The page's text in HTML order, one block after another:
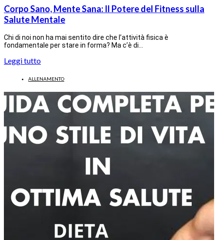
Corpo Sano, Mente Sana: Il Potere del Fitness sulla
Salute Mentale
Chi di noi non ha mai sentito dire che l’attività fisica è
fondamentale per stare in forma? Ma c’è di…
Leggi tutto
ALLENAMENTO